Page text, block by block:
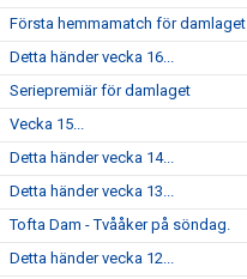
Första hemmamatch för damlaget
Detta händer vecka 16...
Seriepremiär för damlaget
Vecka 15...
Detta händer vecka 14...
Detta händer vecka 13...
Tofta Dam - Tvååker på söndag.
Detta händer vecka 12...